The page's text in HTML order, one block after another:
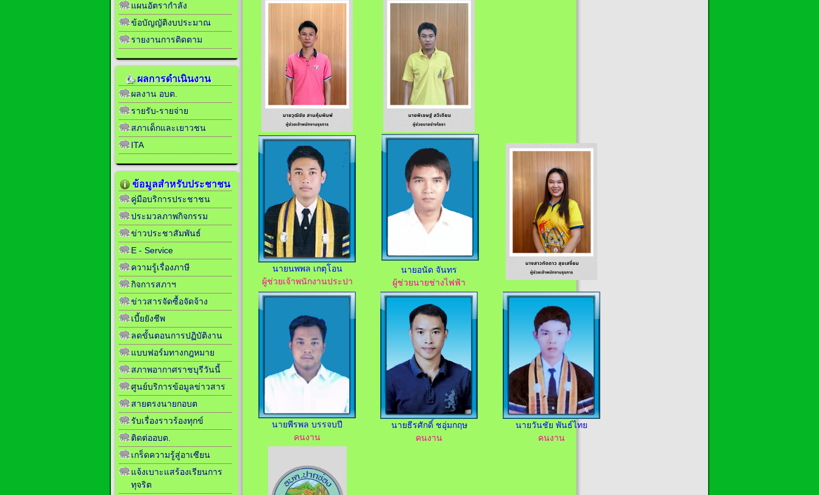
นายนพพล เกตุโอน
ผู้ช่วยเจ้าพนักงานประปา
นายอนัด จันทร
ผู้ช่วยนายช่างไฟฟ้า
นายพีรพล บรรจบปี
คนงาน
นายธีรศักดิ์ ชอุ่มกฤษ
คนงาน
นายวันชัย พันธ์ไทย
คนงาน
แผนอัตรากำลัง
ข้อบัญญัติงบประมาณ
รายงานการติดตาม
ผลการดำเนินงาน
ผลงาน อบต.
รายรับ-รายจ่าย
สภาเด็กและเยาวชน
ITA
ข้อมูลสำหรับประชาชน
คู่มือบริการประชาชน
ประมวลภาพกิจกรรม
ข่าวประชาสัมพันธ์
E - Service
ความรู้เรื่องภาษี
กิจการสภาฯ
ข่าวสารจัดซื้อจัดจ้าง
เบี้ยยังชีพ
ลดขั้นตอนการปฏิบัติงาน
แบบฟอร์มทางกฎหมาย
สภาพอากาศราชบุรีวันนี้
ศูนย์บริการข้อมูลข่าวสาร
สายตรงนายกอบต
รับเรื่องราวร้องทุกข์
ติดต่ออบต.
เกร็ดความรู้สู่อาเซียน
แจ้งเบาะแสร้องเรียนการ
ทุจริต